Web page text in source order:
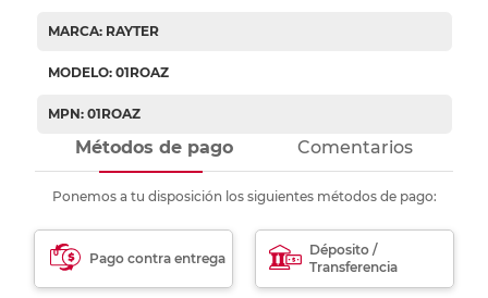
MARCA: RAYTER
MODELO: 01ROAZ
MPN: 01ROAZ
Métodos de pago Comentarios
Ponemos a tu disposición los siguientes métodos de pago:
Pago contra entrega
Déposito /
Transferencia